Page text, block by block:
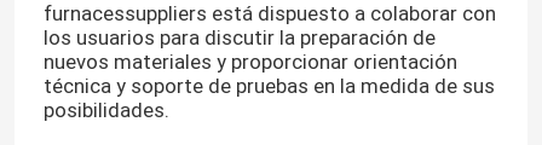
furnacessuppliers está dispuesto a colaborar con
los usuarios para discutir la preparación de
nuevos materiales y proporcionar orientación
técnica y soporte de pruebas en la medida de sus
posibilidades.